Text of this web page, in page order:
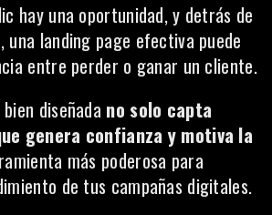
hay una oportunidad, y detrás de
una landing page efectiva puede
entre perder o ganar un cliente.
diseñada no solo capta
genera confianza y motiva la
más poderosa para
de tus campañas digitales.